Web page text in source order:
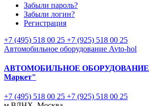
Забыли пароль?
Забыли логин?
Регистрация
+7 (495) 518 00 25 +7 (925) 518 00 25
Автомобильное оборудование Avto-hol
АВТОМОБИЛЬНОЕ ОБОРУДОВАНИЕ
Маркет"
+7 (495) 518 00 25 +7 (925) 518 00 25